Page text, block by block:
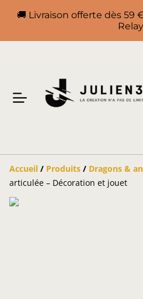
🚚 Livraison offerte dès 59
Relay
Accueil / Produits / Dragons &
articulée – Décoration et jouet